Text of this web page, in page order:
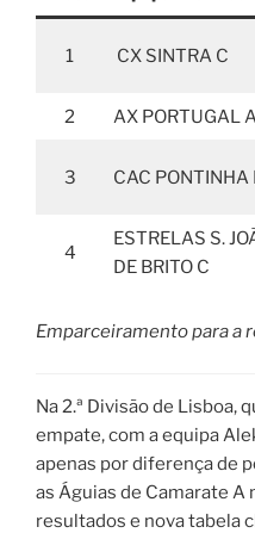
1 CX SINTRA C
2 AX PORTUGAL A
3 CAC PONTINHA
4
ESTRELAS S.
DE BRITO C
Emparceiramento para a
Na 2.ª Divisão de Lisboa,
empate, com a equipa
apenas por diferença de
as Águias de Camarate A
resultados e nova tabela